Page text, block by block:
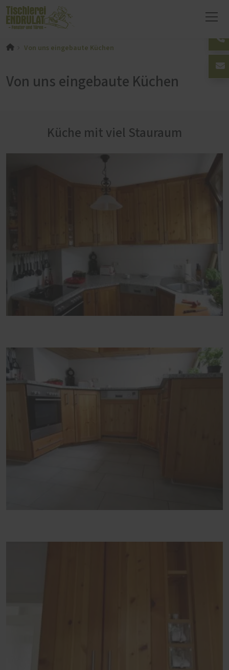
Von uns eingebaute Küchen
Von uns eingebaute Küchen
Küche mit viel Stauraum